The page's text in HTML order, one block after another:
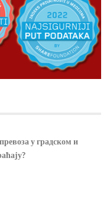
у градском и